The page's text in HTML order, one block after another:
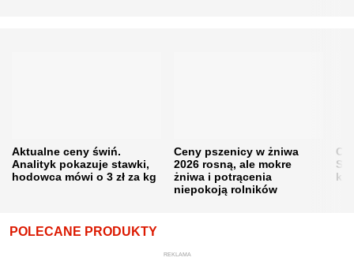
Aktualne ceny świń.
Analityk pokazuje stawki,
hodowca mówi o 3 zł za kg
Ceny pszenicy w żniwa
2026 rosną, ale mokre
żniwa i potrącenia
niepokoją rolników
POLECANE PRODUKTY
REKLAMA